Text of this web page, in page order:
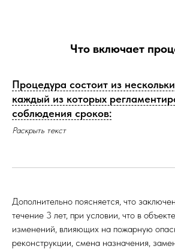
Что включает
Процедура состоит из
каждый из которых
соблюдения сроков:
Раскрыть текст
Дополнительно поясняется, что
течение 3 лет, при условии, что в
изменений, влияющих на пожарную
реконструкции, смена назначения,